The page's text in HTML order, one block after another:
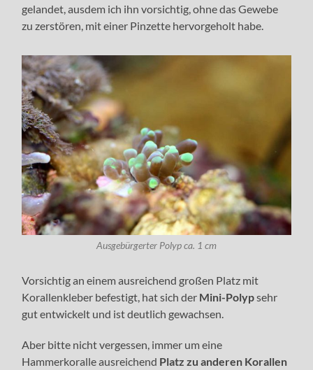
gelandet, ausdem ich ihn vorsichtig, ohne das Gewebe
zu zerstören, mit einer Pinzette hervorgeholt habe.
Ausgebürgerter Polyp ca. 1 cm
Vorsichtig an einem ausreichend großen Platz mit
Korallenkleber befestigt, hat sich der Mini-Polypsehr
gut entwickelt und ist deutlich gewachsen.
Aber bitte nicht vergessen, immer um eine
Hammerkoralle ausreichend Platz zu anderen Korallen